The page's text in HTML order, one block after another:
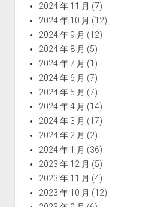
2024 年 11 月 (7)
2024 年 10 月 (12)
2024 年 9 月 (12)
2024 年 8 月 (5)
2024 年 7 月 (1)
2024 年 6 月 (7)
2024 年 5 月 (7)
2024 年 4 月 (14)
2024 年 3 月 (17)
2024 年 2 月 (2)
2024 年 1 月 (36)
2023 年 12 月 (5)
2023 年 11 月 (4)
2023 年 10 月 (12)